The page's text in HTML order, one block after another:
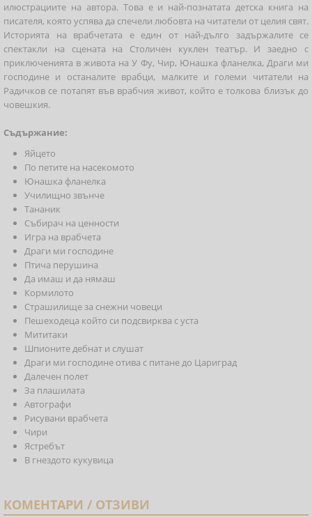
илюстрациите на автора. Това е и най-познатата детска книга на
писателя, която успява да спечели любовта на читатели от целия свят.
Историята на врабчетата е един от най-дълго задържалите се
спектакли на сцената на Столичен куклен театър. И заедно с
приключенията в живота на У Фу, Чир, Юнашка фланелка, Драги ми
господине и останалите врабци, малките и големи читатели на
Радичков се потапят във врабчия живот, който е толкова близък до
човешкия.
Съдържание:
Яйцето
По петите на насекомото
Юнашка фланелка
Училищно звънче
Тананик
Събирач на ценности
Игра на врабчета
Драги ми господине
Птича перушина
Да имаш и да нямаш
Кормилото
Страшилище за снежни човеци
Пешеходеца който си подсвирква с уста
Мититаки
Шпионите дебнат и слушат
Драги ми господине отива с питане до Цариград
Далечен полет
За плашилата
Автографи
Рисувани врабчета
Чири
Ястребът
В гнездото кукувица
КОМЕНТАРИ / ОТЗИВИ